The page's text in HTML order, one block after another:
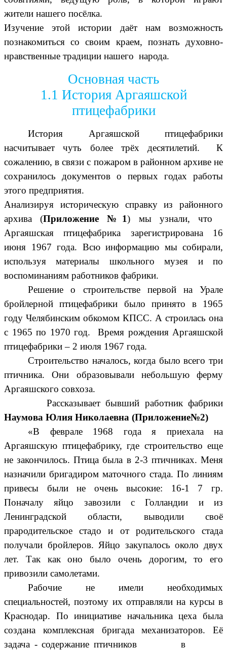
жители нашего посёлка.
Изучение этой истории даёт нам возможность
познакомиться со своим краем, познать духовно-
нравственные традиции нашего народа.
Основная часть
1.1 История Аргаяшской
птицефабрики
История Аргаяшской птицефабрики
насчитывает чуть более трёх десятилетий. К
сожалению, в связи с пожаром в районном архиве не
сохранилось документов о первых годах работы
этого предприятия.
Анализируя историческую справку из районного
архива (Приложение №1) мы узнали, что
Аргаяшская птицефабрика зарегистрирована 16
июня 1967 года. Всю информацию мы собирали,
используя материалы школьного музея и по
воспоминаниям работников фабрики.
Решение о строительстве первой на Урале
бройлерной птицефабрики было принято в 1965
году Челябинским обкомом КПСС. А строилась она
с 1965 по 1970 год. Время рождения Аргаяшской
птицефабрики – 2 июля 1967 года.
Строительство началось, когда было всего три
птичника. Они образовывали небольшую ферму
Аргаяшского совхоза.
Рассказывает бывший работник фабрики
Наумова Юлия Николаевна (Приложение№2)
«В феврале 1968 года я приехала на
Аргаяшскую птицефабрику, где строительство еще
не закончилось. Птица была в 2-3 птичниках. Меня
назначили бригадиром маточного стада. По линиям
привесы были не очень высокие: 16-1 7 гр.
Поначалу яйцо завозили с Голландии и из
Ленинградской области, выводили своё
прародительское стадо и от родительского стада
получали бройлеров. Яйцо закупалось около двух
лет. Так как оно было очень дорогим, то его
привозили самолетами.
Рабочие не имели необходимых
специальностей, поэтому их отправляли на курсы в
Краснодар. По инициативе начальника цеха была
создана комплексная бригада механизаторов. Её
задача - содержание птичников
в